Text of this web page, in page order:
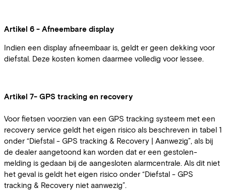
Artikel 6 - Afneembare display
Indien een display afneembaar is, geldt er geen dekking voor
diefstal. Deze kosten komen daarmee volledig voor lessee.
Artikel 7- GPS tracking en recovery
Voor fietsen voorzien van een GPS tracking systeem met een
recovery service geldt het eigen risico als beschreven in tabel 1
onder “Diefstal - GPS tracking & Recovery | Aanwezig”, als bij
de dealer aangetoond kan worden dat er een gestolen-
melding is gedaan bij de aangesloten alarmcentrale. Als dit niet
het geval is geldt het eigen risico onder “Diefstal - GPS
tracking & Recovery niet aanwezig”.